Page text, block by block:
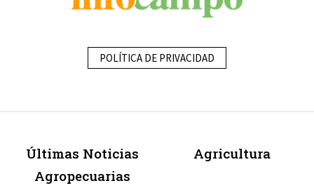
POLÍTICA DE PRIVACIDAD
Últimas Noticias
Agropecuarias
Agricultura